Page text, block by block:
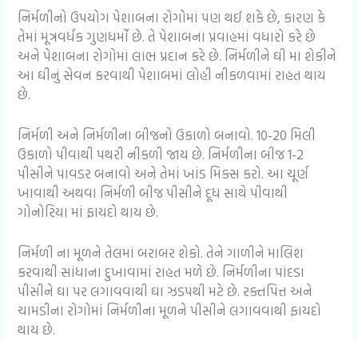
નિર્મળીનો ઉપયોગ પેશાબના રોગોમાં પણ થઈ શકે છે, કારણ કે
તેમાં મૂત્રવર્ધક ગુણધર્મો છે. તે પેશાબના પ્રવાહમાં વધારો કરે છે
અને પેશાબના રોગોમાં લાભ પ્રદાન કરે છે. નિર્મળીને ઘી મા શેકીને
આ ઘીનું સેવન કરવાથી પેશાબમાં લોહી નીકળવામાં રાહત થાય
છે.
નિર્મળી અને નિર્મળીના બીજનો ઉકાળો બનાવો. 10-20 મિલી
ઉકાળો પીવાથી પથરી નીકળી જાય છે. નિર્મળીના બીજ 1-2
પીસીને પાવડર બનાવો અને તેમાં ખાંડ મિક્સ કરો. આ ચૂર્ણ
ખાવાથી અથવા નિર્મળી બીજ પીસીને દૂધ સાથે પીવાથી
ગોનોરિયા માં ફાયદો થાય છે.
નિર્મળી ના મૂળને તેલમાં બરાબર શેકો. તેને ગાળીને માલિશ
કરવાથી સાંધાના દુખાવામાં રાહત મળે છે. નિર્મળીના પાંદડા
પીસીને ઘા પર લગાવવાથી ઘા ઝડપથી મટે છે. રક્તપિત્ત અને
ચામડીના રોગોમાં નિર્મળીના મૂળને પીસીને લગાવવાથી ફાયદો
થાય છે.